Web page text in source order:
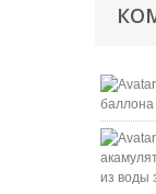
баллона
из воды